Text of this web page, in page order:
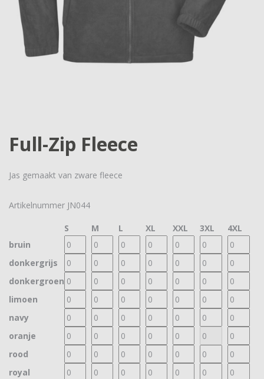
Full-Zip Fleece
Jas gemaakt van zware fleece
Artikelnummer JN044
S M L XL XXL 3XL
4XL
bruin
donkergrijs
donkergroen
limoen
navy
oranje
rood
royal